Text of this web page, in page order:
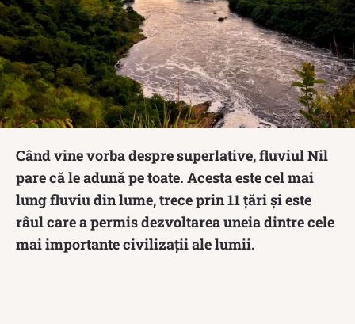
Când vine vorba despre superlative, fluviul Nil
pare că le adună pe toate. Acesta este cel mai
lung fluviu din lume, trece prin 11 țări și este
râul care a permis dezvoltarea uneia dintre cele
mai importante civilizaţii ale lumii.